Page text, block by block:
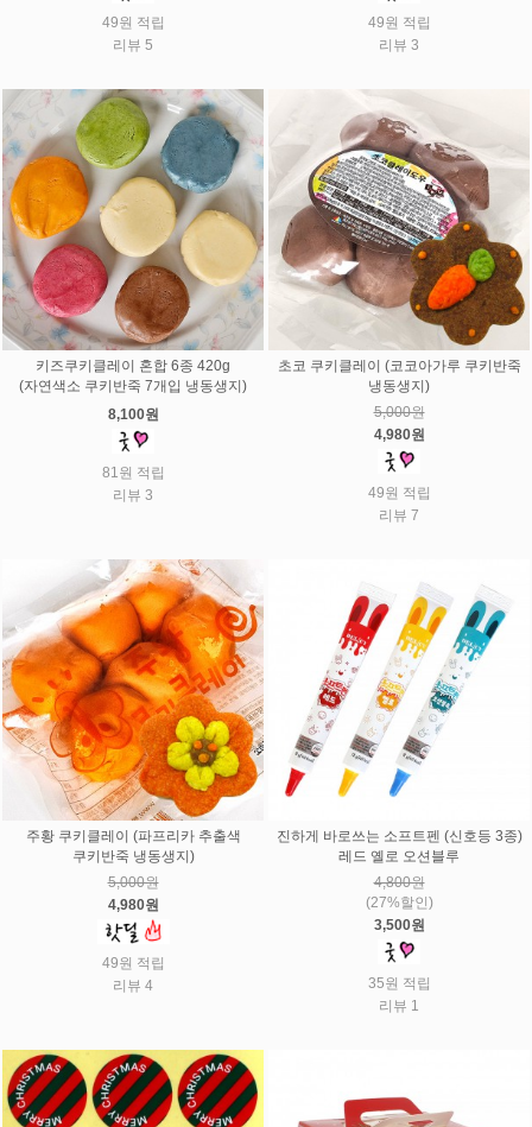
49원 적립
리뷰 5
49원 적립
리뷰 3
키즈쿠키클레이 혼합 6종 420g
(자연색소 쿠키반죽 7개입 냉동생지)
8,100원
81원 적립
리뷰 3
초코 쿠키클레이 (코코아가루 쿠키반죽
냉동생지)
5,000원
4,980원
49원 적립
리뷰 7
주황 쿠키클레이 (파프리카 추출색
쿠키반죽 냉동생지)
5,000원
4,980원
49원 적립
리뷰 4
진하게 바로쓰는 소프트펜 (신호등 3종)
레드 옐로 오션블루
4,800원
(27%할인)
3,500원
35원 적립
리뷰 1